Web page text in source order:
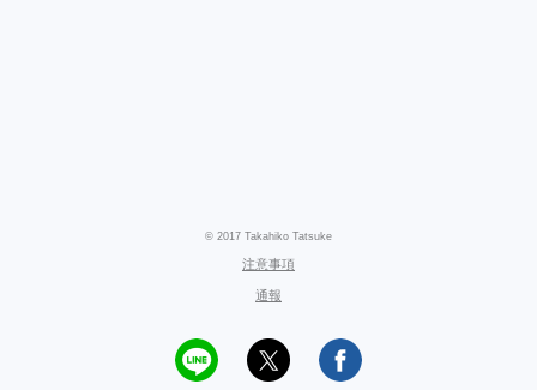
© 2017 Takahiko Tatsuke
注意事項
通報